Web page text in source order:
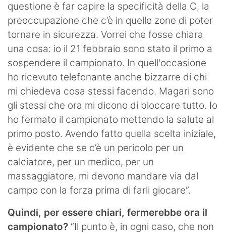
questione è far capire la specificità della C, la
preoccupazione che c’è in quelle zone di poter
tornare in sicurezza. Vorrei che fosse chiara
una cosa: io il 21 febbraio sono stato il primo a
sospendere il campionato. In quell'occasione
ho ricevuto telefonante anche bizzarre di chi
mi chiedeva cosa stessi facendo. Magari sono
gli stessi che ora mi dicono di bloccare tutto. Io
ho fermato il campionato mettendo la salute al
primo posto. Avendo fatto quella scelta iniziale,
è evidente che se c’è un pericolo per un
calciatore, per un medico, per un
massaggiatore, mi devono mandare via dal
campo con la forza prima di farli giocare”.
Quindi, per essere chiari, fermerebbe ora il
campionato? “Il punto è, in ogni caso, che non